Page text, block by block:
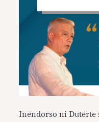
Inendorso ni Duterte